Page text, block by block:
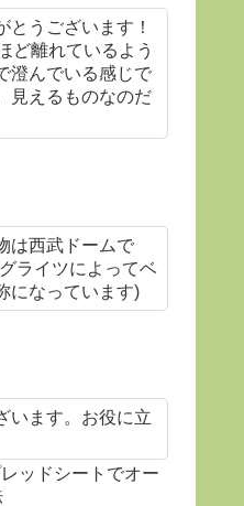
とうございます！
ど離れているよう
澄んでいる感じで
見えるものなのだ
は西武ドームで
ライツによってベ
になっています)
います。お役に立
ッドシートでオー